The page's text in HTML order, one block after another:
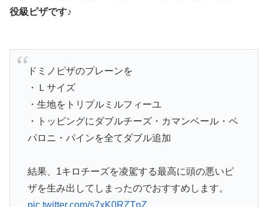
役級ピザです♪
ドミノピザのプレーンを
・Ｌサイズ
・生地をトリプルミルフィーユ
・トッピングにダブルチーズ・カマンベール・ペ
パロニ・パインを全てダブル追加
結果、1キロチーズを凌駕する最高に頭の悪いピ
ザを生み出してしまったのでおすすめします。